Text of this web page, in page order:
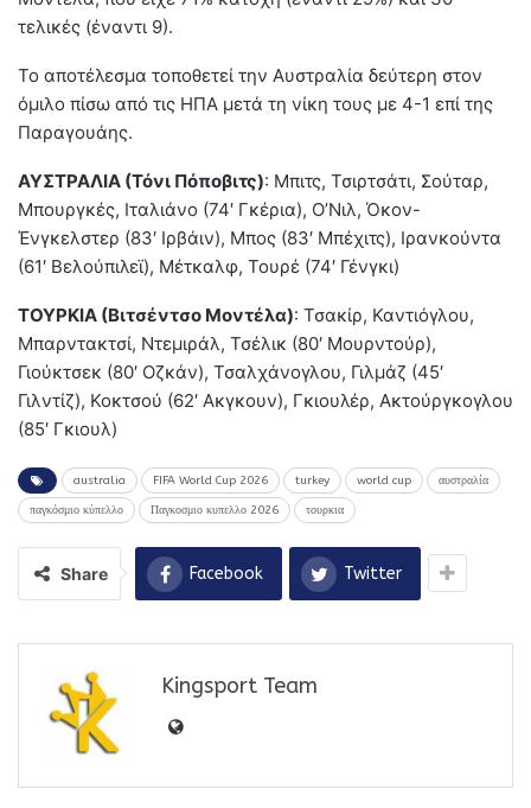
τελικές (έναντι 9).
Το αποτέλεσμα τοποθετεί την Αυστραλία δεύτερη στον
όμιλο πίσω από τις ΗΠΑ μετά τη νίκη τους με 4-1 επί της
Παραγουάης.
ΑΥΣΤΡΑΛΙΑ (Τόνι Πόποβιτς): Μπιτς, Τσιρτσάτι, Σούταρ,
Μπουργκές, Ιταλιάνο (74′ Γκέρια), Ο’Νιλ, Όκον-
Ένγκελστερ (83′ Ιρβάιν), Μπος (83′ Μπέχιτς), Ιρανκούντα
(61′ Βελούπιλεϊ), Μέτκαλφ, Τουρέ (74′ Γένγκι)
ΤΟΥΡΚΙΑ (Βιτσέντσο Μοντέλα): Τσακίρ, Καντιόγλου,
Μπαρντακτσί, Ντεμιράλ, Τσέλικ (80′ Μουρντούρ),
Γιούκτσεκ (80′ Οζκάν), Τσαλχάνογλου, Γιλμάζ (45′
Γιλντίζ), Κοκτσού (62′ Ακγκουν), Γκιουλέρ, Ακτούργκογλου
(85′ Γκιουλ)
australia FIFA World Cup 2026 turkey world cup αυστραλία
παγκόσμιο κύπελλο Παγκοσμιο κυπελλο 2026 τουρκια
Share Facebook Twitter
Kingsport Team